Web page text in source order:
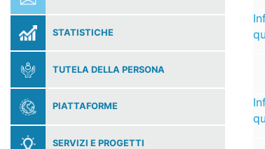
STATISTICHE
TUTELA DELLA PERSONA
PIATTAFORME
SERVIZI E PROGETTI